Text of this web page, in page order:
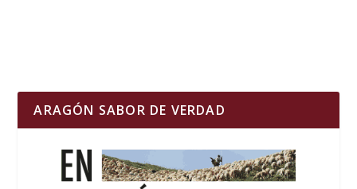
ARAGÓN SABOR DE VERDAD